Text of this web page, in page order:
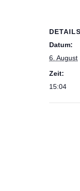
DETAILS
Datum:
6. August
Zeit:
15:04